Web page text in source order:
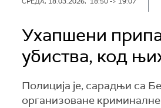
Ухапшени
убиства, код
Полиција је, сарадњи са
организоване